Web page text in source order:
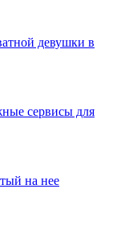
девушки в
сервисы для
на нее